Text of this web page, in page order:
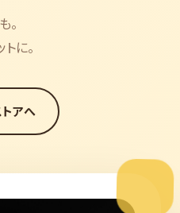
。
に。
アへ